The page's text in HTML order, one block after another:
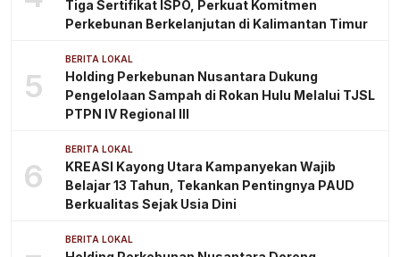
Tiga Sertifikat ISPO, Perkuat Komitmen
Perkebunan Berkelanjutan di Kalimantan Timur
5
BERITA LOKAL
Holding Perkebunan Nusantara Dukung
Pengelolaan Sampah di Rokan Hulu Melalui TJSL
PTPN IV Regional III
6
BERITA LOKAL
KREASI Kayong Utara Kampanyekan Wajib
Belajar 13 Tahun, Tekankan Pentingnya PAUD
Berkualitas Sejak Usia Dini
BERITA LOKAL